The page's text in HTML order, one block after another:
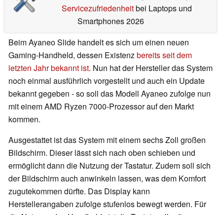
Servicezufriedenheitbei Laptops und
Smartphones 2026
Beim Ayaneo Slide handelt es sich um einen neuen
Gaming-Handheld, dessen Existenzbereits seit dem
letzten Jahr bekannt ist. Nun hat der Hersteller das System
noch einmal ausführlich vorgestellt und auch ein Update
bekannt gegeben - so soll das Modell Ayaneo zufolge nun
mit einem AMD Ryzen 7000-Prozessor auf den Markt
kommen.
Ausgestattet ist das System mit einem sechs Zoll großen
Bildschirm. Dieser lässt sich nach oben schieben und
ermöglicht dann die Nutzung der Tastatur. Zudem soll sich
der Bildschirm auch anwinkeln lassen, was dem Komfort
zugutekommen dürfte. Das Display kann
Herstellerangaben zufolge stufenlos bewegt werden. Für